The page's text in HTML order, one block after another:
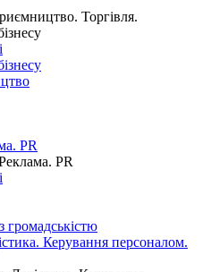
Торгівля.
PR
PR
громадськістю
Керування персоналом.